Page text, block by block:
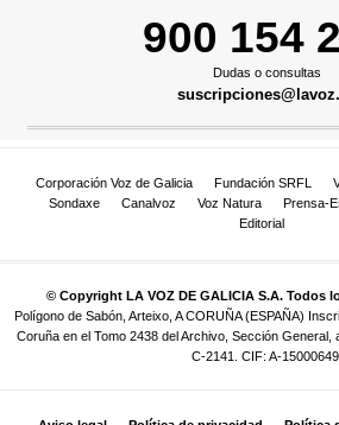
900 154
Dudas o consultas
Corporación Voz de Galicia Fundación SRFL
Sondaxe
Canalvoz Voz Natura Prensa-
Editorial
© Copyright LA VOZ DE GALICIA S.A. Todos
Polígono de Sabón, Arteixo, A CORUÑA (ESPAÑA)
Coruña en el Tomo 2438 del Archivo, Sección General,
C-2141. CIF: A-15000649.